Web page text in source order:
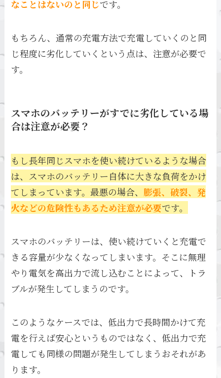
なことはないのと同じです。
もちろん、通常の充電方法で充電していくのと同
じ程度に劣化していくという点は、注意が必要で
す。
スマホのバッテリーがすでに劣化している場
合は注意が必要？
もし長年同じスマホを使い続けているような場合
は、スマホのバッテリー自体に大きな負荷をかけ
てしまっています。最悪の場合、 膨張、破裂、発
火などの危険性もあるため注意が必要です。
スマホのバッテリーは、使い続けていくと充電で
きる容量が少なくなってしまいます。そこに無理
やり電気を高出力で流し込むことによって、トラ
ブルが発生してしまうのです。
このようなケースでは、低出力で長時間かけて充
電を行えば安心というものではなく、低出力で充
電しても同様の問題が発生してしまうおそれがあ
ります。